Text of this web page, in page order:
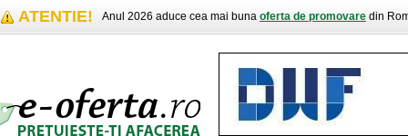
ATENTIE! Anul 2026 aduce cea mai buna oferta de promovare din